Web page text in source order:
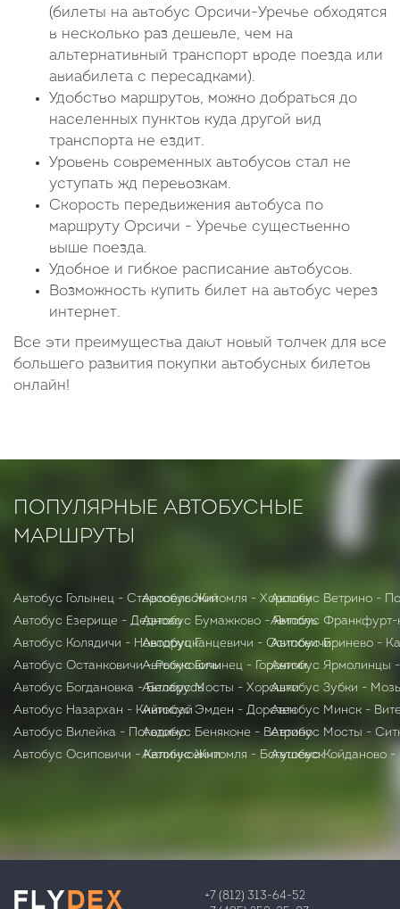
(билеты на автобус Орсичи-Уречье обходятся
в несколько раз дешевле, чем на
альтернативный транспорт вроде поезда или
авиабилета с пересадками).
Удобство маршрутов, можно добраться до
населенных пунктов куда другой вид
транспорта не ездит.
Уровень современных автобусов стал не
уступать жд перевозкам.
Скорость передвижения автобуса по
маршруту Орсичи - Уречье существенно
выше поезда.
Удобное и гибкое расписание автобусов.
Возможность купить билет на автобус через
интернет.
Все эти преимущества дают новый толчек для все
большего развития покупки автобусных билетов
онлайн!
ПОПУЛЯРНЫЕ АВТОБУСНЫЕ
МАРШРУТЫ
Автобус Голынец - Старосельский
Автобус Езерище - Дедново
Автобус Колядичи - Новодруцк
Автобус Останковичи - Рыжковичи
Автобус Богдановка - Беларусь
Автобус Назархан - Кийиксай
Автобус Вилейка - Погодино
Автобус Осиповичи - Калинковичи
Автобус Житомля - Хорошки
Автобус Бумажково - Ямполь
Автобус Ганцевичи - Осиповичи
Автобус Голынец - Горочичи
Автобус Мосты - Хорошки
Автобус Эмден - Дорстен
Автобус Беняконе - Ветрино
Автобус Житомля - Богушевск
Автобус Ветрино -
Автобус
Автобус Бринево -
Автобус Ярмолинцы
Автобус Зубки -
Автобус Минск -
Автобус Мосты -
Автобус Койданово -
+7 (812) 313-64-52